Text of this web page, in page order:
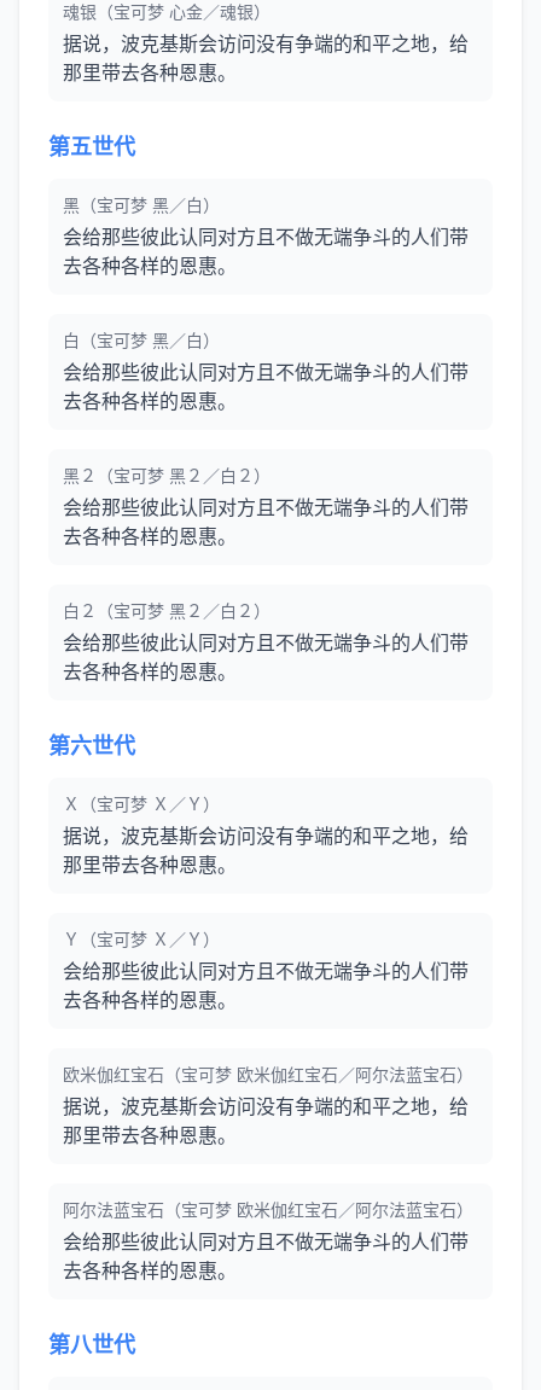
魂银（宝可梦 心金／魂银）
据说，波克基斯会访问没有争端的和平之地，给
那里带去各种恩惠。
第五世代
黑（宝可梦 黑／白）
会给那些彼此认同对方且不做无端争斗的人们带
去各种各样的恩惠。
白（宝可梦 黑／白）
会给那些彼此认同对方且不做无端争斗的人们带
去各种各样的恩惠。
黑２（宝可梦 黑２／白２）
会给那些彼此认同对方且不做无端争斗的人们带
去各种各样的恩惠。
白２（宝可梦 黑２／白２）
会给那些彼此认同对方且不做无端争斗的人们带
去各种各样的恩惠。
第六世代
Ｘ（宝可梦 Ｘ／Ｙ）
据说，波克基斯会访问没有争端的和平之地，给
那里带去各种恩惠。
Ｙ（宝可梦 Ｘ／Ｙ）
会给那些彼此认同对方且不做无端争斗的人们带
去各种各样的恩惠。
欧米伽红宝石（宝可梦 欧米伽红宝石／阿尔法蓝宝石）
据说，波克基斯会访问没有争端的和平之地，给
那里带去各种恩惠。
阿尔法蓝宝石（宝可梦 欧米伽红宝石／阿尔法蓝宝石）
会给那些彼此认同对方且不做无端争斗的人们带
去各种各样的恩惠。
第八世代